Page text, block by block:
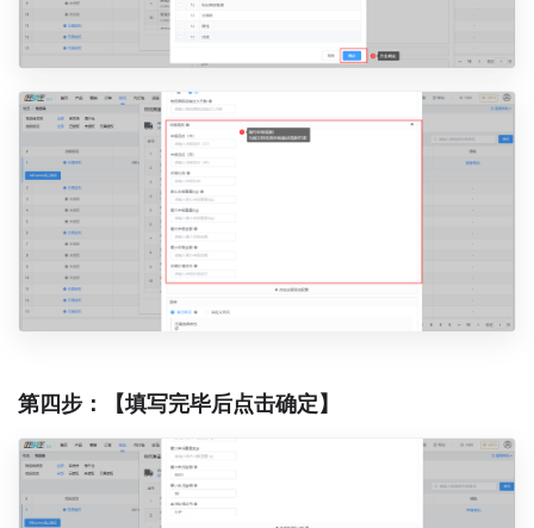
第四步：【填写完毕后点击确定】